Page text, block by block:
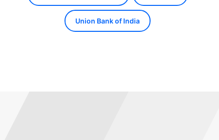
Union Bank of India